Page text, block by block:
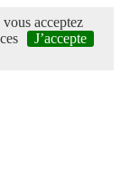
acceptez
J’accepte